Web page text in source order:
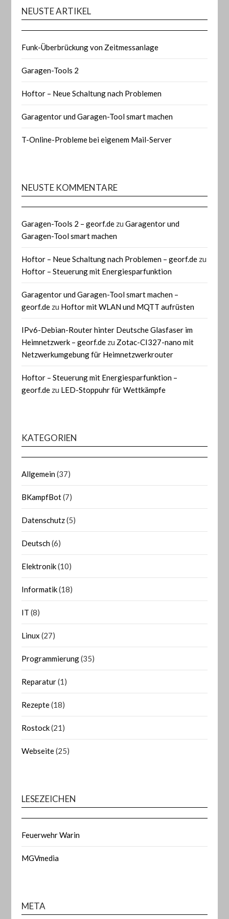
NEUSTE ARTIKEL
Funk-Überbrückung von Zeitmessanlage
Garagen-Tools 2
Hoftor – Neue Schaltung nach Problemen
Garagentor und Garagen-Tool smart machen
T-Online-Probleme bei eigenem Mail-Server
NEUSTE KOMMENTARE
Garagen-Tools 2 – georf.de zuGaragentor und
Garagen-Tool smart machen
Hoftor – Neue Schaltung nach Problemen – georf.de zu
Hoftor – Steuerung mit Energiesparfunktion
Garagentor und Garagen-Tool smart machen –
georf.de zu Hoftor mit WLAN und MQTT aufrüsten
IPv6-Debian-Router hinter Deutsche Glasfaser im
Heimnetzwerk – georf.de zu Zotac-CI327-nano mit
Netzwerkumgebung für Heimnetzwerkrouter
Hoftor – Steuerung mit Energiesparfunktion –
georf.de zu LED-Stoppuhr für Wettkämpfe
KATEGORIEN
Allgemein(37)
BKampfBot(7)
Datenschutz(5)
Deutsch(6)
Elektronik(10)
Informatik(18)
IT (8)
Linux (27)
Programmierung(35)
Reparatur(1)
Rezepte(18)
Rostock(21)
Webseite(25)
LESEZEICHEN
Feuerwehr Warin
MGVmedia
META